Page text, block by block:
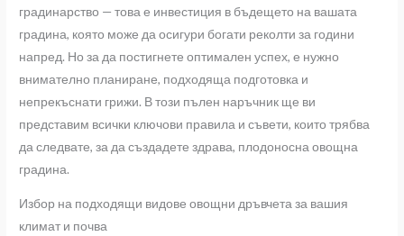
градинарство — това е инвестиция в бъдещето на вашата
градина, която може да осигури богати реколти за години
напред. Но за да постигнете оптимален успех, е нужно
внимателно планиране, подходяща подготовка и
непрекъснати грижи. В този пълен наръчник ще ви
представим всички ключови правила и съвети, които трябва
да следвате, за да създадете здрава, плодоносна овощна
градина.
Избор на подходящи видове овощни дръвчета за вашия
климат и почва